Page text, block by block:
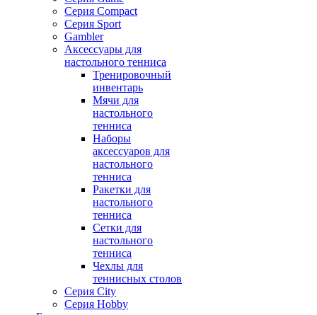
Серия Compact
Серия Sport
Gambler
Аксессуары для
настольного тенниса
Тренировочный
инвентарь
Мячи для
настольного
тенниса
Наборы
аксессуаров для
настольного
тенниса
Ракетки для
настольного
тенниса
Сетки для
настольного
тенниса
Чехлы для
теннисных столов
Серия City
Серия Hobby